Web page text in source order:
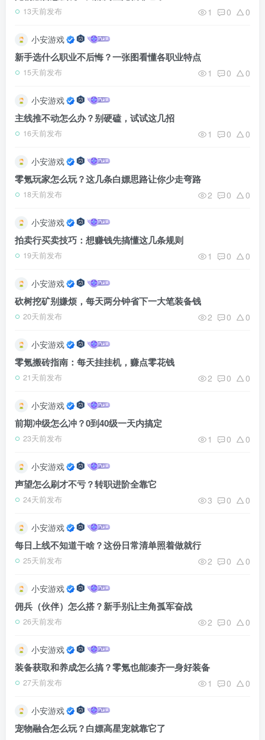
13天前发布 1 0 0
小安游戏
新手选什么职业不后悔？一张图看懂各职业特点
15天前发布 1 0 0
小安游戏
主线推不动怎么办？别硬磕，试试这几招
16天前发布 1 0 0
小安游戏
零氪玩家怎么玩？这几条白嫖思路让你少走弯路
18天前发布 2 0 0
小安游戏
拍卖行买卖技巧：想赚钱先搞懂这几条规则
19天前发布 1 0 0
小安游戏
砍树挖矿别嫌烦，每天两分钟省下一大笔装备钱
20天前发布 2 0 0
小安游戏
零氪搬砖指南：每天挂挂机，赚点零花钱
21天前发布 2 0 0
小安游戏
前期冲级怎么冲？0到40级一天内搞定
23天前发布 1 0 0
小安游戏
声望怎么刷才不亏？转职进阶全靠它
24天前发布 3 0 0
小安游戏
每日上线不知道干啥？这份日常清单照着做就行
25天前发布 2 0 0
小安游戏
佣兵（伙伴）怎么搭？新手别让主角孤军奋战
26天前发布 2 0 0
小安游戏
装备获取和养成怎么搞？零氪也能凑齐一身好装备
27天前发布 1 0 0
小安游戏
宠物融合怎么玩？白嫖高星宠就靠它了